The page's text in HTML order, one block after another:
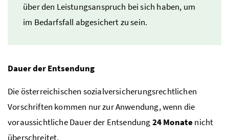
über den Leistungsanspruch bei sich haben, um
im Bedarfsfall abgesichert zu sein.
Dauer der Entsendung
Die österreichischen sozialversicherungsrechtlichen
Vorschriften kommen nur zur Anwendung, wenn die
voraussichtliche Dauer der Entsendung24 Monatenicht
überschreitet.